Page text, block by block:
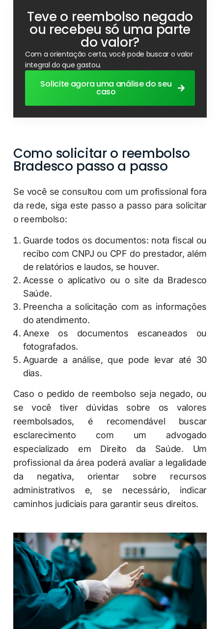
Teve o reembolso negado
ou recebeu só uma parte
do valor?
Com a orientação certa, você pode buscar o valor
integral do que gastou.
Solicite agora uma análise do seu
caso
Como solicitar o reembolso
Bradesco passo a passo
Se você se consultou com um profissional fora
da rede, siga este passo a passo para solicitar
o reembolso:
Guarde todos os documentos: nota fiscal ou
recibo com CNPJ ou CPF do prestador, além
de relatórios e laudos, se houver.
Acesse o aplicativo ou o site da Bradesco
Saúde.
Preencha a solicitação com as informações
do atendimento.
Anexe os documentos escaneados ou
fotografados.
Aguarde a análise, que pode levar até 30
dias.
Caso o pedido de reembolso seja negado, ou
se você tiver dúvidas sobre os valores
reembolsados, é recomendável buscar
esclarecimento com um advogado
especializado em Direito da Saúde. Um
profissional da área poderá avaliar a legalidade
da negativa, orientar sobre recursos
administrativos e, se necessário, indicar
caminhos judiciais para garantir seus direitos.